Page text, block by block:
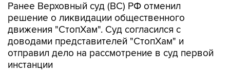
Ранее Верховный суд (ВС) РФ отменил
решение о ликвидации общественного
движения "СтопХам". Суд согласился с
доводами представителей "СтопХам" и
отправил дело на рассмотрение в суд первой
инстанции